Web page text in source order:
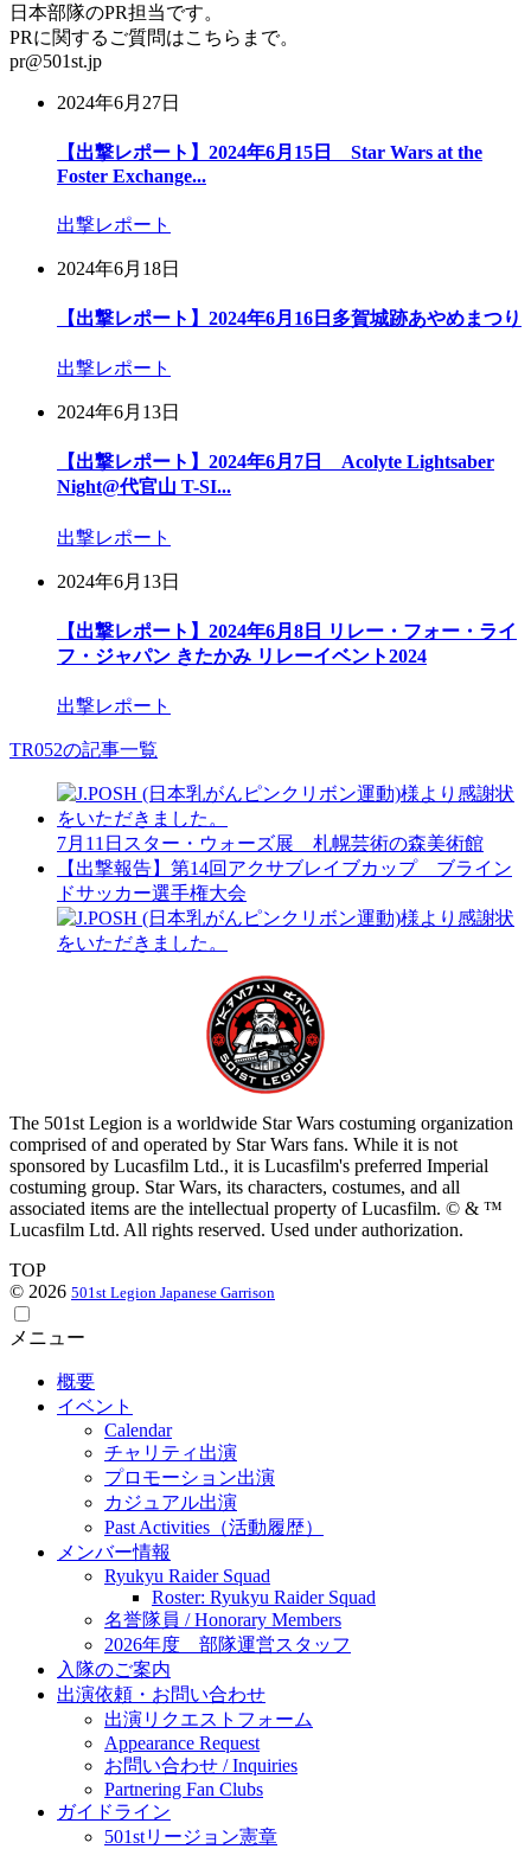
日本部隊のPR担当です。
PRに関するご質問はこちらまで。
pr@501st.jp
2024年6月27日
【出撃レポート】2024年6月15日 Star Wars at the
Foster Exchange...
出撃レポート
2024年6月18日
【出撃レポート】2024年6月16日多賀城跡あやめまつり
出撃レポート
2024年6月13日
【出撃レポート】2024年6月7日 Acolyte Lightsaber
Night@代官山 T-SI...
出撃レポート
2024年6月13日
【出撃レポート】2024年6月8日 リレー・フォー・ライ
フ・ジャパン きたかみ リレーイベント2024
出撃レポート
TR052の記事一覧
7月11日スター・ウォーズ展 札幌芸術の森美術館
【出撃報告】第14回アクサブレイブカップ ブライン
ドサッカー選手権大会
The 501st Legion is a worldwide Star Wars costuming organization
comprised of and operated by Star Wars fans. While it is not
sponsored by Lucasfilm Ltd., it is Lucasfilm's preferred Imperial
costuming group. Star Wars, its characters, costumes, and all
associated items are the intellectual property of Lucasfilm. © & ™
Lucasfilm Ltd. All rights reserved. Used under authorization.
TOP
© 2026 501st Legion Japanese Garrison
メニュー
概要
イベント
Calendar
チャリティ出演
プロモーション出演
カジュアル出演
Past Activities（活動履歴）
メンバー情報
Ryukyu Raider Squad
Roster: Ryukyu Raider Squad
名誉隊員 / Honorary Members
2026年度 部隊運営スタッフ
入隊のご案内
出演依頼・お問い合わせ
出演リクエストフォーム
Appearance Request
お問い合わせ / Inquiries
Partnering Fan Clubs
ガイドライン
501stリージョン憲章